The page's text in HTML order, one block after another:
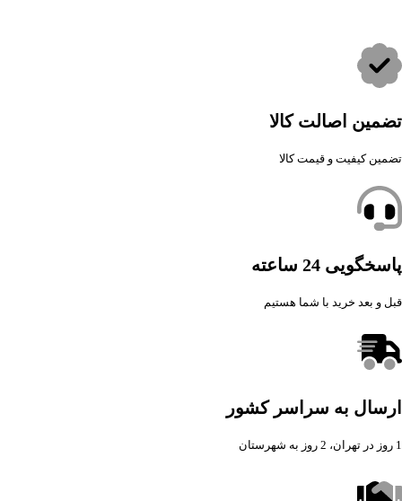
تضمین اصالت کالا
تضمین کیفیت و قیمت کالا
پاسخگویی 24 ساعته
قبل و بعد خرید با شما هستیم
ارسال به سراسر کشور
1 روز در تهران، 2 روز به شهرستان